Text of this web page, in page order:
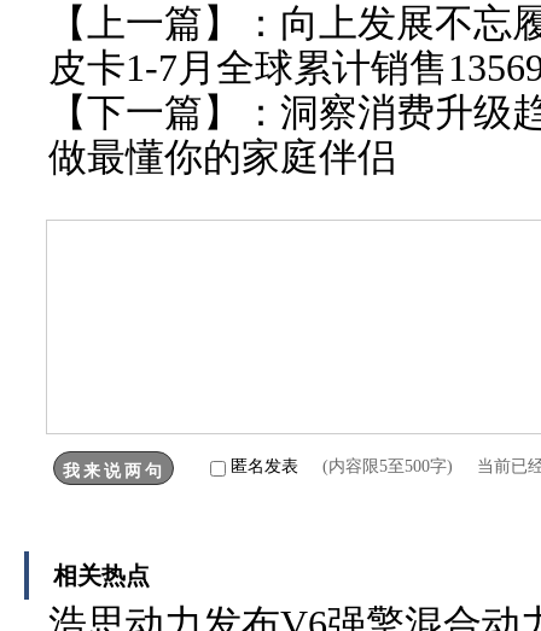
【上一篇】： 向上发展不忘
皮卡1-7月全球累计销售
【下一篇】： 洞察消费升级
做最懂你的家庭伴侣
匿名发表 (内容限5至500字) 当前已
相关热点